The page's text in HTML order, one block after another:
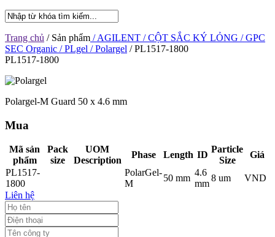
Trang chủ / Sản phẩm / AGILENT / CỘT SẮC KÝ LỎNG / GPC
SEC Organic / PLgel / Polargel / PL1517-1800
PL1517-1800
Polargel-M Guard 50 x 4.6 mm
Mua
Mã sản
phẩm
Pack
size
UOM
Description
Phase Length ID
Particle
Size
Giá
PL1517-
1800
PolarGel-
M
50 mm
4.6
mm
8 um
VND
Liên hệ